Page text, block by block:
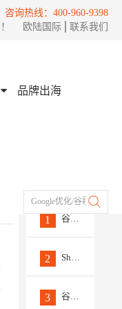
咨询热线：400-960-9398
欧陆国际 联系我们
品牌出海
Google优化/谷歌推广/
1 谷歌SEO外链工具大全
2 Shopify建站｜店铺基本信息
3 谷歌优化方法之PPT资源优化